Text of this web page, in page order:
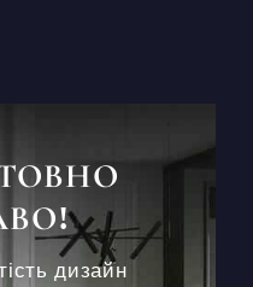
дизайн